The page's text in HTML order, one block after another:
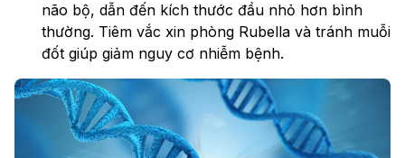
não bộ, dẫn đến kích thước đầu nhỏ hơn bình
thường. Tiêm vắc xin phòng Rubella và tránh muỗi
đốt giúp giảm nguy cơ nhiễm bệnh.